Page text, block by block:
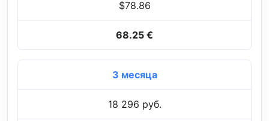
$78.86
68.25 €
3 месяца
18 296 руб.